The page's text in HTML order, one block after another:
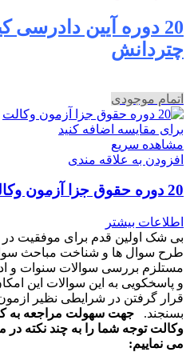
20 دوره آیین
چتردانش
اتمام موجودی
برای مقایسه اضافه کنید
مشاهده سریع
افزودن به علاقه مندی
20 دوره حقوق جزا آزمون وکالت – چتردانش
اطلاعات بیشتر
بی شک اولین قدم برای موفقیت
طرح سوال ها و شناخت مباحث
مستلزم بررسی سوالات سنوات و
و پاسخکویی به این سوالات این
قرار گرفتن در شرایطی نظیر
بسنجند.
وکالت توجه شما را به چند نکته
می نماییم: